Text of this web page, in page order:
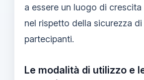
a essere un luogo di
nel rispetto della sicurezza
partecipanti.
Le modalità di utilizzo e